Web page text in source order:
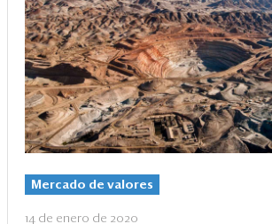
Mercado de valores
14 de enero de 2020